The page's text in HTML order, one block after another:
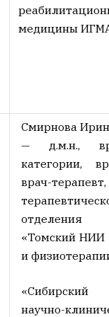
медицины
Смирнова
— д.м.н.,
категории,
врач-
«Томский НИИ
и
«Сибирский
научно-